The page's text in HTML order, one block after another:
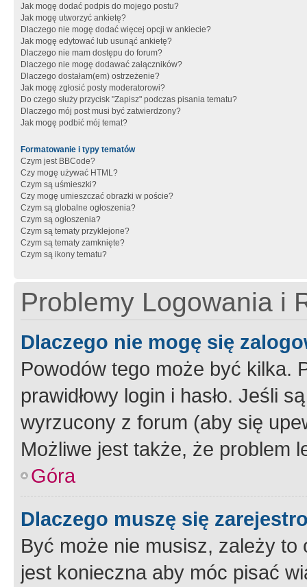
Jak mogę dodać podpis do mojego postu?
Jak mogę utworzyć ankietę?
Dlaczego nie mogę dodać więcej opcji w ankiecie?
Jak mogę edytować lub usunąć ankietę?
Dlaczego nie mam dostępu do forum?
Dlaczego nie mogę dodawać załączników?
Dlaczego dostałam(em) ostrzeżenie?
Jak mogę zgłosić posty moderatorowi?
Do czego służy przycisk "Zapisz" podczas pisania tematu?
Dlaczego mój post musi być zatwierdzony?
Jak mogę podbić mój temat?
Formatowanie i typy tematów
Czym jest BBCode?
Czy mogę używać HTML?
Czym są uśmieszki?
Czy mogę umieszczać obrazki w poście?
Czym są globalne ogłoszenia?
Czym są ogłoszenia?
Czym są tematy przyklejone?
Czym są tematy zamknięte?
Czym są ikony tematu?
Problemy Logowania i
Dlaczego nie mogę się
Powodów tego może być kilka.
prawidłowy login i hasło. Jeśli
wyrzucony z forum (aby się
Możliwe jest także, że problem
Góra
Dlaczego muszę się
Być może nie musisz, zależy
jest konieczna aby móc pisać